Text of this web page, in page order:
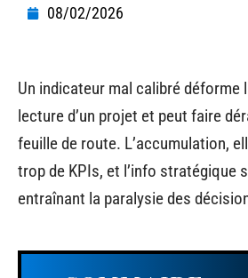
08/02/2026
Un indicateur mal calibré déforme
lecture d’un projet et peut faire
feuille de route. L’accumulation,
trop de KPIs, et l’info stratégique
entraînant la paralysie des